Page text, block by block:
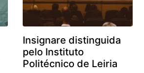
Insignare distinguida
pelo Instituto
Politécnico de Leiria